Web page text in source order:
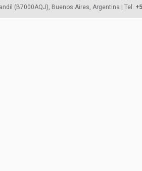
(B7000AQJ), Buenos Aires, Argentina | Tel.